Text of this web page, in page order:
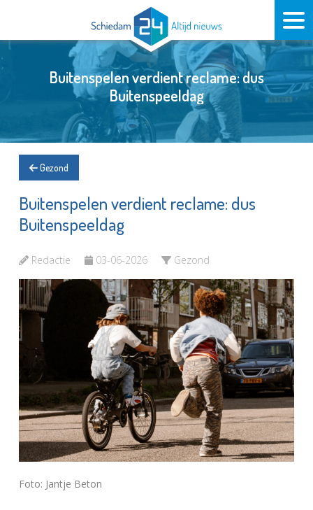
Buitenspelen verdient reclame: dus
Buitenspeeldag
Gezond
Buitenspelen verdient reclame: dus
Buitenspeeldag
Redactie 03-06-2026 Gezond
Foto: Jantje Beton